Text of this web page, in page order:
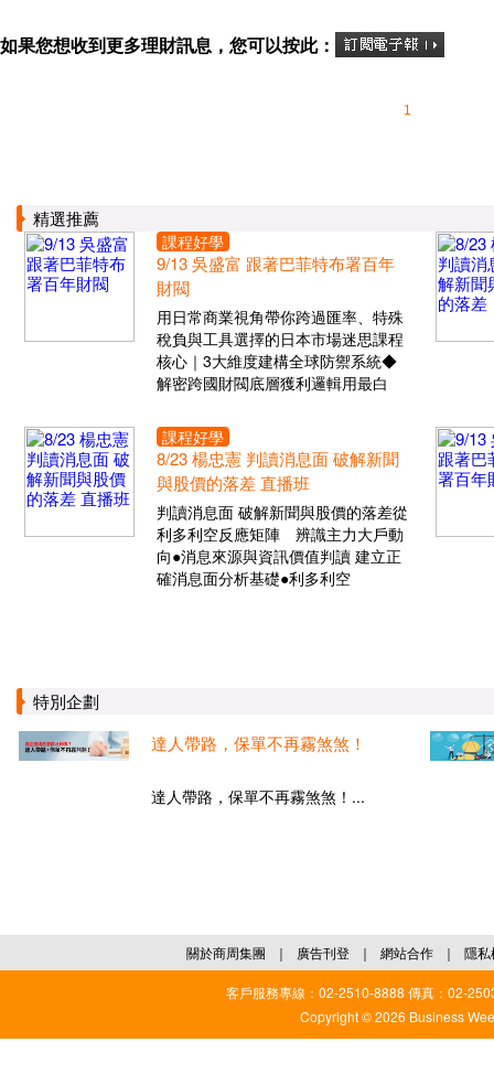
如果您想收到更多理財訊息，您可以按此：
1
精選推薦
課程好學
9/13 吳盛富 跟著巴菲特布署百年
財閥
用日常商業視角帶你跨過匯率、特殊
稅負與工具選擇的日本市場迷思課程
核心｜3大維度建構全球防禦系統◆
解密跨國財閥底層獲利邏輯用最白
課程好學
8/23 楊忠憲 判讀消息面 破解新聞
與股價的落差 直播班
判讀消息面 破解新聞與股價的落差從
利多利空反應矩陣 辨識主力大戶動
向●消息來源與資訊價值判讀 建立正
確消息面分析基礎●利多利空
特別企劃
達人帶路，保單不再霧煞煞！
達人帶路，保單不再霧煞煞！...
關於商周集團 ｜ 廣告刊登 ｜ 網站合作 ｜ 隱私
客戶服務專線：02-2510-8888 傳真：02-
Copyright © 2026 Business